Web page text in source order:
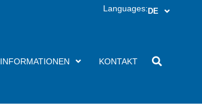
Languages: DE
INFORMATIONEN KONTAKT